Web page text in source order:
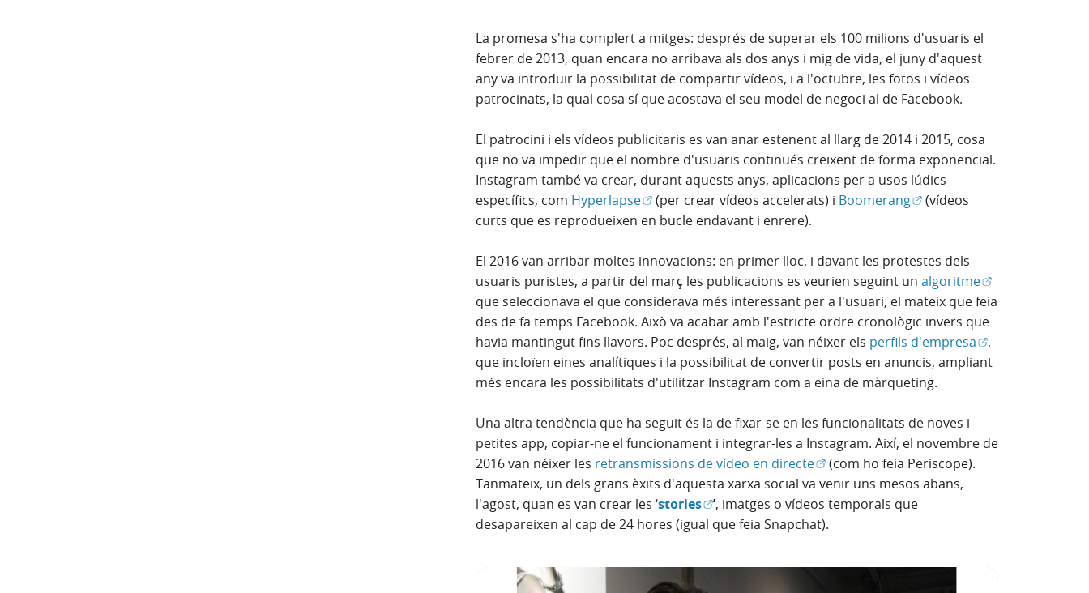
La promesa s'ha complert a mitges: després de superar els 100 milions d'usuaris el
febrer de 2013, quan encara no arribava als dos anys i mig de vida, el juny d'aquest
any va introduir la possibilitat de compartir vídeos, i a l'octubre, les fotos i vídeos
patrocinats, la qual cosa sí que acostava el seu model de negoci al de Facebook.
El patrocini i els vídeos publicitaris es van anar estenent al llarg de 2014 i 2015, cosa
que no va impedir que el nombre d'usuaris continués creixent de forma exponencial.
Instagram també va crear, durant aquests anys, aplicacions per a usos lúdics
específics, com Hyperlapse(Obre en finestra nova)
(per crear vídeos accelerats) i Boomerang(Obre en finestra nova)
(vídeos
curts que es reprodueixen en bucle endavant i enrere).
El 2016 van arribar moltes innovacions: en primer lloc, i davant les protestes dels
usuaris puristes, a partir del març les publicacions es veurien seguint un algoritme(Obre en finestra
que seleccionava el que considerava més interessant per a l'usuari, el mateix que feia
des de fa temps Facebook. Això va acabar amb l'estricte ordre cronològic invers que
havia mantingut fins llavors. Poc després, al maig, van néixer els perfils d'empresa(Obre en finestra
,
que incloïen eines analítiques i la possibilitat de convertir posts en anuncis, ampliant
més encara les possibilitats d'utilitzar Instagram com a eina de màrqueting.
Una altra tendència que ha seguit és la de fixar-se en les funcionalitats de noves i
petites app, copiar-ne el funcionament i integrar-les a Instagram. Així, el novembre de
2016 van néixer les retransmissions de vídeo en directe(Obre en finestra nova)
(com ho feia Periscope).
Tanmateix, un dels grans èxits d'aquesta xarxa social va venir uns mesos abans,
l'agost, quan es van crear les ‘stories(Obre en finestra nova)
’, imatges o vídeos temporals que
desapareixen al cap de 24 hores (igual que feia Snapchat).